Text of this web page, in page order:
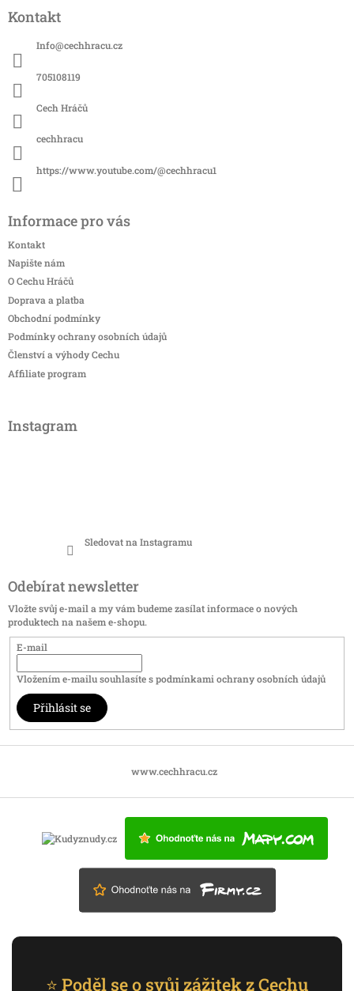
pKontakt
Info@cechhracu.cz
705108119
Cech Hráčů
cechhracu
https://www.youtube.com/@cechhracu1
Informace pro vás
Kontakt
Napište nám
O Cechu Hráčů
Doprava a platba
Obchodní podmínky
Podmínky ochrany osobních údajů
Členství a výhody Cechu
Affiliate program
Instagram
Sledovat na Instagramu
Odebírat newsletter
Vložte svůj e-mail a my vám budeme zasílat informace o nových
produktech na našem e-shopu.
E-mail
Vložením e-mailu souhlasíte spodmínkami ochrany osobních údajů
Přihlásit se
www.cechhracu.cz
⭐ Poděl se o svůj zážitek z Cechu